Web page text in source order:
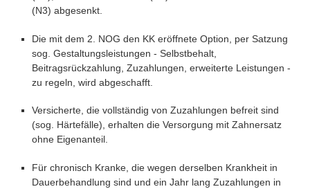
(N3) abgesenkt.
Die mit dem 2. NOG den KK eröffnete Option, per Satzung
sog. Gestaltungsleistungen - Selbstbehalt,
Beitragsrückzahlung, Zuzahlungen, erweiterte Leistungen -
zu regeln, wird abgeschafft.
Versicherte, die vollständig von Zuzahlungen befreit sind
(sog. Härtefälle), erhalten die Versorgung mit Zahnersatz
ohne Eigenanteil.
Für chronisch Kranke, die wegen derselben Krankheit in
Dauerbehandlung sind und ein Jahr lang Zuzahlungen in